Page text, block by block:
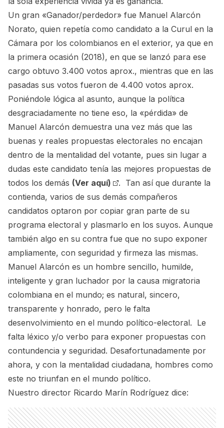
Un gran «Ganador/perdedor» fue Manuel Alarcón
Norato, quien repetía como candidato a la Curul en la
Cámara por los colombianos en el exterior, ya que en
la primera ocasión (2018), en que se lanzó para ese
cargo obtuvo 3.400 votos aprox., mientras que en las
pasadas sus votos fueron de 4.400 votos aprox.
Poniéndole lógica al asunto, aunque la política
desgraciadamente no tiene eso, la «pérdida» de
Manuel Alarcón demuestra una vez más que las
buenas y reales propuestas electorales no encajan
dentro de la mentalidad del votante, pues sin lugar a
dudas este candidato tenía las mejores propuestas de
todos los demás (Ver aquí)
. Tan así que durante la
contienda, varios de sus demás compañeros
candidatos optaron por copiar gran parte de su
programa electoral y plasmarlo en los suyos. Aunque
también algo en su contra fue que no supo exponer
ampliamente, con seguridad y firmeza las mismas.
Manuel Alarcón es un hombre sencillo, humilde,
inteligente y gran luchador por la causa migratoria
colombiana en el mundo; es natural, sincero,
transparente y honrado, pero le falta
desenvolvimiento en el mundo político-electoral. Le
falta léxico y/o verbo para exponer propuestas con
contundencia y seguridad. Desafortunadamente por
ahora, y con la mentalidad ciudadana, hombres como
este no triunfan en el mundo político.
Nuestro director Ricardo Marín Rodríguez dice: